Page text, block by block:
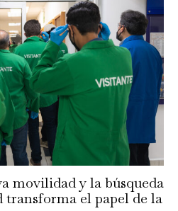
movilidad y la búsqueda
transforma el papel de la